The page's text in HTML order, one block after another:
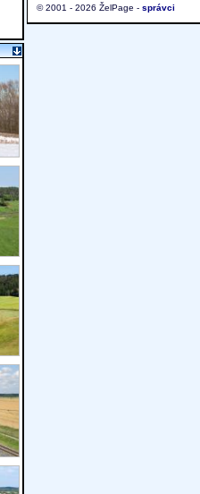
© 2001 - 2026 ŽelPage - správci